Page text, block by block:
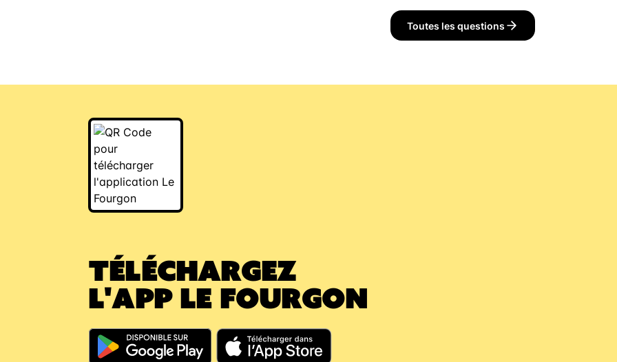
chez moi” au moment de la validation du panier. N’hésitez pas à préciser à
ce que ce dernier doit déposer vos caisses ;).Toutes les questions
TÉLÉCHARGEZ
L'APP LE FOURGON